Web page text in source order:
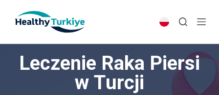
p
Leczenie Raka Piersi
w Turcji